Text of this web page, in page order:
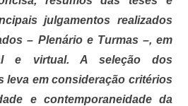
julgamentos realizados
– Plenário e Turmas –, em
e virtual. A seleção dos
leva em consideração critérios
e contemporaneidade da